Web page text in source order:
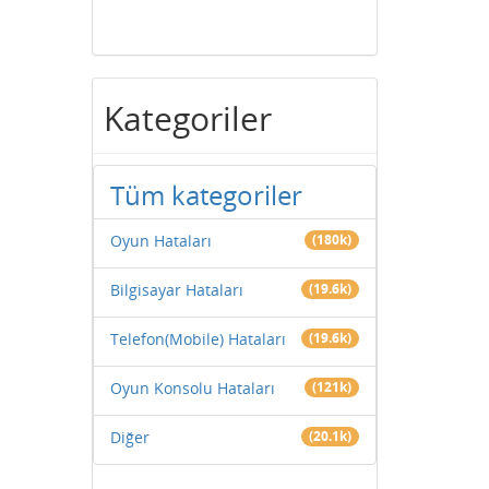
Kategoriler
Tüm kategoriler
Oyun Hataları (180k)
Bilgisayar Hataları (19.6k)
Telefon(Mobile) Hataları (19.6k)
Oyun Konsolu Hataları (121k)
Diğer (20.1k)